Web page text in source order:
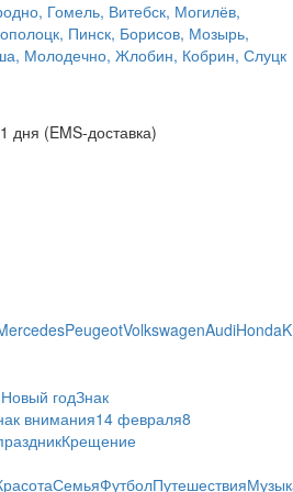
Гомель, Витебск, Могилёв,
Пинск, Борисов, Мозырь,
Молодечно, Жлобин, Кобрин, Слуцк
дня (EMS-доставка)
PeugeotVolkswagenAudiHonda
Новый годЗнак
внимания14 февраля8
Крещение
СемьяФутболПутешествия